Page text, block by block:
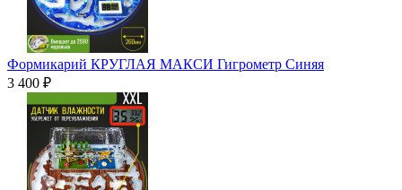
Формикарий КРУГЛАЯ МАКСИ Гигрометр Синяя
3 400 ₽